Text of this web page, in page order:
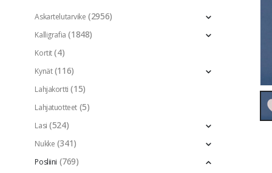
Askartelutarvike (2956)
Kalligrafia (1848)
Kortit (4)
Kynät (116)
Lahjakortti (15)
Lahjatuotteet (5)
Lasi (524)
Nukke (341)
Posliini (769)